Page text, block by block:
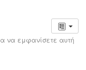
να εμφανίσετε αυτή